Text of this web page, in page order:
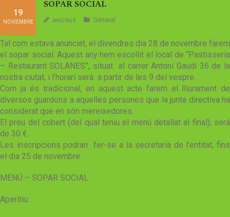
SOPAR SOCIAL
19
NOVIEMBRE aecreus General
Tal com estava anunciat, el divendres dia 28 de novembre farem
el sopar social. Aquest any hem escollit el local de “Pastisseria
– Restaurant SOLANES”, situat al carrer Antoni Gaudí 36 de la
nostra ciutat, i l’horari serà a partir de les 9 del vespre.
Com ja és tradicional, en aquest acte farem el lliurament de
diversos guardons a aquelles persones que la junta directiva ha
considerat que en són mereixedores.
El preu del cobert (del qual teniu el menú detallat al final), serà
de 30 €.
Les inscripcions podran fer-se a la secretaria de l’entitat, fins
el dia 25 de novembre.
MENÚ – SOPAR SOCIAL
Aperitiu: